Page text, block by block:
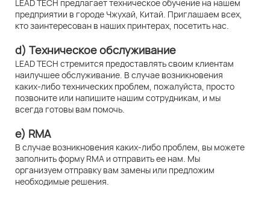
LEAD TECH предлагает техническое обучение на нашем
предприятии в городе Чжухай, Китай. Приглашаем всех,
кто заинтересован в наших принтерах, посетить нас.
d) Техническое обслуживание
LEAD TECH стремится предоставлять своим клиентам
наилучшее обслуживание. В случае возникновения
каких-либо технических проблем, пожалуйста, просто
позвоните или напишите нашим сотрудникам, и мы
всегда готовы вам помочь.
e) RMA
В случае возникновения каких-либо проблем, вы можете
заполнить форму RMA и отправить ее нам. Мы
организуем отправку вам замены или предложим
необходимые решения.